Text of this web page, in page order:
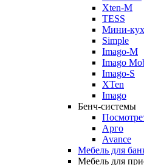
Xten-M
TESS
Мини-
Simple
Imago-M
Imago
Imago-S
XTen
Imago
Бенч-системы
Арго
Avance
Мебель для
Мебель для